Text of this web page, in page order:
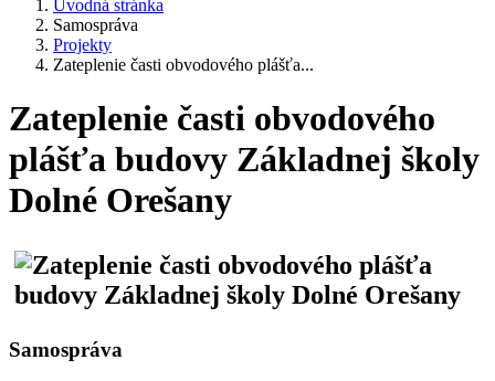
Úvodná stránka
Samospráva
Projekty
Zateplenie časti obvodového plášťa...
Zateplenie časti obvodového
plášťa budovy Základnej školy
Dolné Orešany
Samospráva